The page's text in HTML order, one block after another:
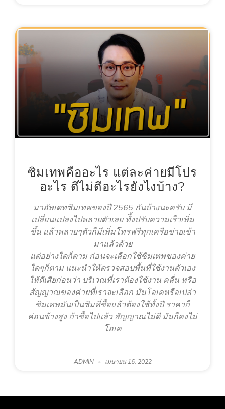
ซิมเทพคืออะไร แต่ละค่ายมีโปร
อะไร ดีไม่ดีอะไรยังไงบ้าง?
มาอัพเดทซิมเทพของปี 2565 กันบ้างนะครับ มี
เปลี่ยนแปลงไปหลายตัวเลย ทัี้งปรับความเร็วเพิ่ม
ขึ้น แล้วหลายๆตัวก็มีเพิ่มโทรฟรีทุกเครือข่ายเข้า
มาแล้วด้วย
แต่อย่างใดก็ตาม ก่อนจะเลือกใช้ซิมเทพของค่าย
ใดๆก็ตาม แนะนำให้ตรวจสอบพื้นที่ใช้งานตัวเอง
ให้ดีเสียก่อนว่า บริเวณที่เราต้องใช้งาน คลื่น หรือ
สัญญาณของค่ายที่เราจะเลือก มันโอเคหรือเปล่า
ซิมเทพมันเป็นซิมที่ซื้อแล้วต้องใช้ทั้งปี ราคาก็
ค่อนข้างสูง ถ้าซื้อไปแล้ว สัญญาณไม่ดี มันก็คงไม่
โอเค
ADMIN เมษายน 16, 2022